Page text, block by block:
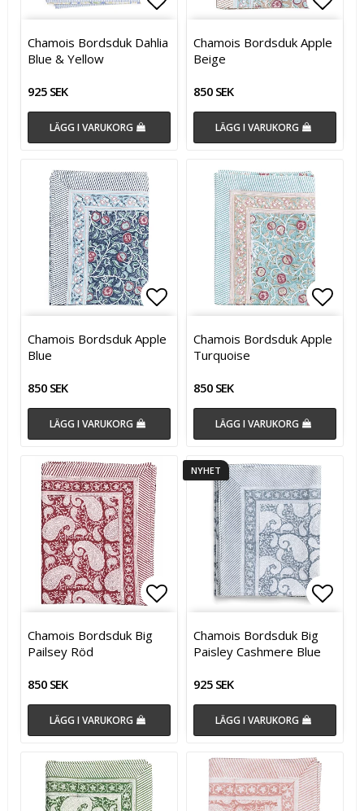
Lägg till i favoritlistan
Lägg till i favoritlistan
Chamois Bordsduk Dahlia
Blue & Yellow
925 SEK
LÄGG I VARUKORG
Chamois Bordsduk Apple
Beige
850 SEK
LÄGG I VARUKORG
Lägg till i favoritlistan
Chamois Bordsduk Apple
Blue
850 SEK
LÄGG I VARUKORG
Chamois Bordsduk Apple
Turquoise
850 SEK
LÄGG I VARUKORG
Lägg till i favoritlistan
Chamois Bordsduk Big
Pailsey Röd
850 SEK
LÄGG I VARUKORG
NYHET
Chamois Bordsduk Big
Paisley Cashmere Blue
925 SEK
LÄGG I VARUKORG